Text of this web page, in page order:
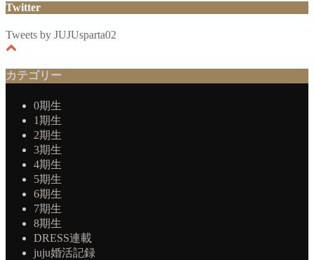
Twitter
Tweets by JUJUsparta02
カテゴリー
0期生
1期生
2期生
3期生
4期生
5期生
6期生
7期生
8期生
DRESS連載
juju婚活記録